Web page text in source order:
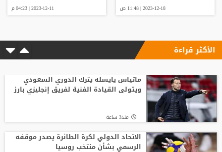
2023-12-18 | 11:48 ص 2023-12-11 | 04:23 م
الأكثر قراءة
ماتياس يايسله يترك الدوري السعودي
ويتولى القيادة الفنية لفريق إنجليزي بارز
منذ3 ساعة
الاتحاد الدولي لكرة الطائرة يصدر موقفه
الرسمي بشأن منتخب روسيا